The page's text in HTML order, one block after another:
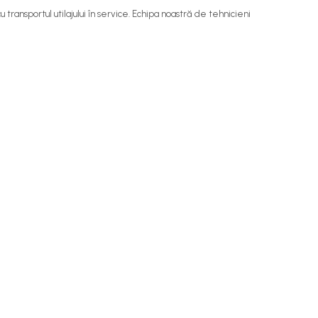
utilajului în service. Echipa noastră de tehnicieni